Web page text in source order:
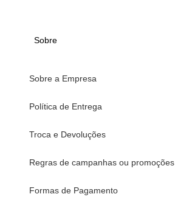
Sobre
Sobre a Empresa
Política de Entrega
Troca e Devoluções
Regras de campanhas ou promoções
Formas de Pagamento